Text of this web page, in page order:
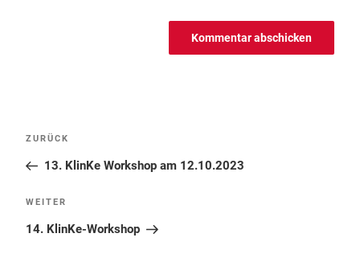
Beitragsnavigation
Vorheriger
Beitrag
ZURÜCK
13. KlinKe Workshop am 12.10.2023
Nächster
Beitrag
WEITER
14. KlinKe-Workshop